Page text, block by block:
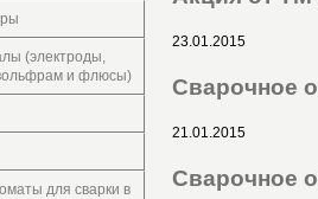
(электроды,
и флюсы)
для сварки в
23.01.2015
Сварочное
21.01.2015
Сварочное